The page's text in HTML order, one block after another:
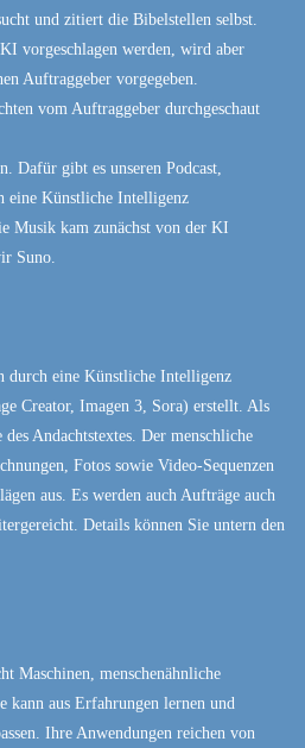
und zitiert die Bibelstellen selbst.
vorgeschlagen werden, wird aber
Auftraggeber vorgegeben.
vom Auftraggeber durchgeschaut
Dafür gibt es unseren Podcast,
eine Künstliche Intelligenz
Musik kam zunächst von der KI
Suno.
durch eine Künstliche Intelligenz
Creator, Imagen 3, Sora) erstellt. Als
Andachtstextes. Der menschliche
Fotos sowie Video-Sequenzen
aus. Es werden auch Aufträge auch
Details können Sie untern den
Maschinen, menschenähnliche
kann aus Erfahrungen lernen und
Ihre Anwendungen reichen von